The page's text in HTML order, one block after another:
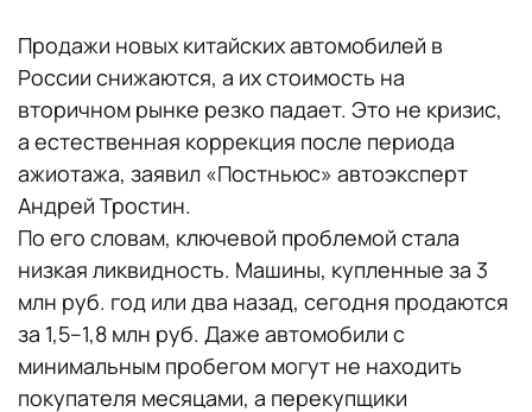
Продажи новых китайских автомобилей в
России снижаются, а их стоимость на
вторичном рынке резко падает. Это не кризис,
а естественная коррекция после периода
ажиотажа, заявил «Постньюс» автоэксперт
Андрей Тростин.
По его словам, ключевой проблемой стала
низкая ликвидность. Машины, купленные за 3
млн руб. год или два назад, сегодня продаются
за 1,5–1,8 млн руб. Даже автомобили с
минимальным пробегом могут не находить
покупателя месяцами, а перекупщики